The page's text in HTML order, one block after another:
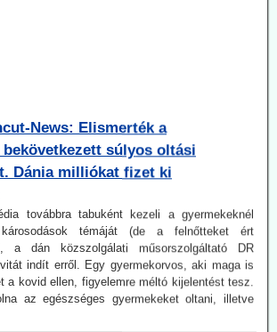
súlyos oltási
Dánia milliókat fizet ki
továbbra tabuként kezeli a gyermekeknél
témáját (de a felnőtteket ért
a dán közszolgálati műsorszolgáltató DR
indít erről. Egy gyermekorvos, aki maga is
a kovid ellen, figyelemre méltó kijelentést tesz.
az egészséges gyermekeket oltani, illetve
A US Army már